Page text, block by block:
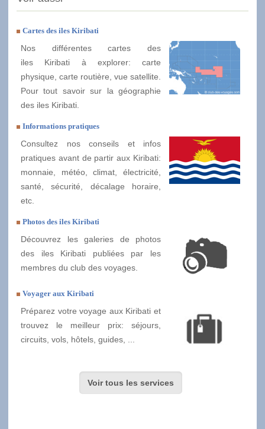
Cartes des iles Kiribati
Nos différentes cartes des
iles Kiribati à explorer: carte
physique, carte routière, vue satellite.
Pour tout savoir sur la géographie
des iles Kiribati.
Informations pratiques
Consultez nos conseils et infos
pratiques avant de partir aux Kiribati:
monnaie, météo, climat, électricité,
santé, sécurité, décalage horaire,
etc.
Photos des iles Kiribati
Découvrez les galeries de photos
des iles Kiribati publiées par les
membres du club des voyages.
Voyager aux Kiribati
Préparez votre voyage aux Kiribati et
trouvez le meilleur prix: séjours,
circuits, vols, hôtels, guides, ...
Voir tous les services